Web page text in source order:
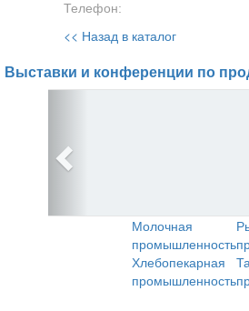
Телефон:
<< Назад в каталог
Выставки и конференции по
Молочная
промышленность
Хлебопекарная
промышленность